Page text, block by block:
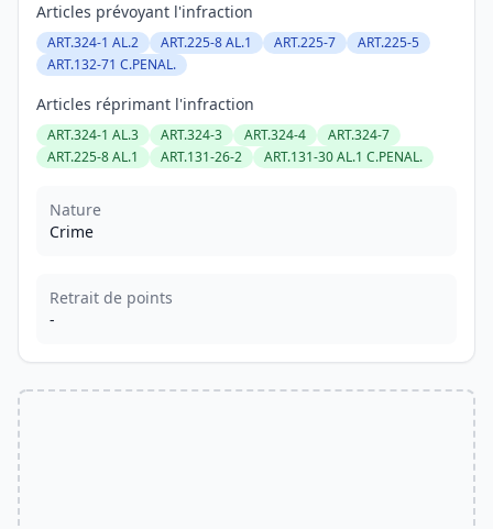
Articles prévoyant l'infraction
ART.324-1 AL.2 ART.225-8 AL.1 ART.225-7
ART.225-5
ART.132-71 C.PENAL.
Articles réprimant l'infraction
ART.324-1 AL.3 ART.324-3 ART.324-4
ART.324-7
ART.225-8 AL.1
ART.131-26-2 ART.131-30 AL.1 C.PENAL.
Nature
Crime
Retrait de points
-